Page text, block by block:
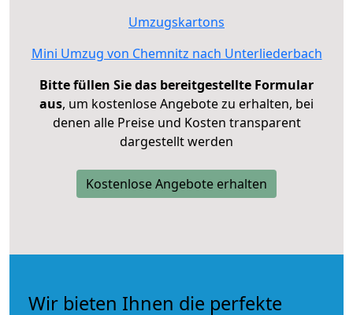
Umzugskartons
Mini Umzug von Chemnitz nach Unterliederbach
Bitte füllen Sie das bereitgestellte Formular
aus, um kostenlose Angebote zu erhalten, bei
denen alle Preise und Kosten transparent
dargestellt werden
Kostenlose Angebote erhalten
Wir bieten Ihnen die perfekte